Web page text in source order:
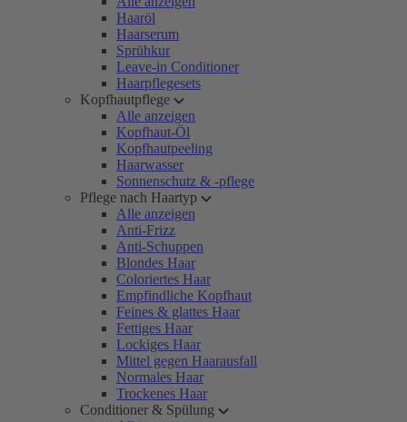
Haaröl
Haarserum
Sprühkur
Leave-in Conditioner
Haarpflegesets
Kopfhautpflege
Alle anzeigen
Kopfhaut-Öl
Kopfhautpeeling
Haarwasser
Sonnenschutz & -pflege
Pflege nach Haartyp
Alle anzeigen
Anti-Frizz
Anti-Schuppen
Blondes Haar
Coloriertes Haar
Empfindliche Kopfhaut
Feines & glattes Haar
Fettiges Haar
Lockiges Haar
Mittel gegen Haarausfall
Normales Haar
Trockenes Haar
Conditioner & Spülung